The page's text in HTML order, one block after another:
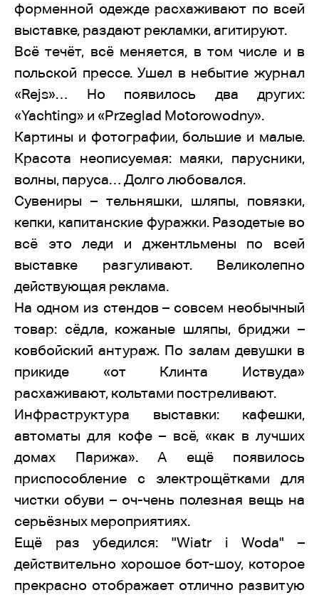
форменной одежде расхаживают по всей
выставке, раздают рекламки, агитируют.
Всё течёт, всё меняется, в том числе и в
польской прессе. Ушел в небытие журнал
«Rejs»… Но появилось два других:
«Yachting» и «Przeglad Motorowodny».
Картины и фотографии, большие и малые.
Красота неописуемая: маяки, парусники,
волны, паруса… Долго любовался.
Сувениры – тельняшки, шляпы, повязки,
кепки, капитанские фуражки. Разодетые во
всё это леди и джентльмены по всей
выставке разгуливают. Великолепно
действующая реклама.
На одном из стендов – совсем необычный
товар: сёдла, кожаные шляпы, бриджи –
ковбойский антураж. По залам девушки в
прикиде «от Клинта Иствуда»
расхаживают, кольтами постреливают.
Инфраструктура выставки: кафешки,
автоматы для кофе – всё, «как в лучших
домах Парижа». А ещё появилось
приспособление с электрощётками для
чистки обуви – оч-чень полезная вещь на
серьёзных мероприятиях.
Ещё раз убедился: "Wiatr i Woda" –
действительно хорошое бот-шоу, которое
прекрасно отображает отлично развитую